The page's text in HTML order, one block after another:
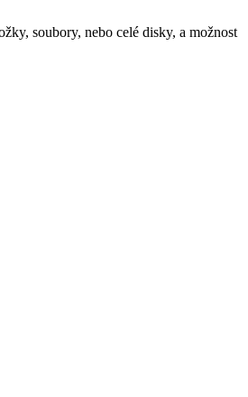
soubory, nebo celé disky, a možnost